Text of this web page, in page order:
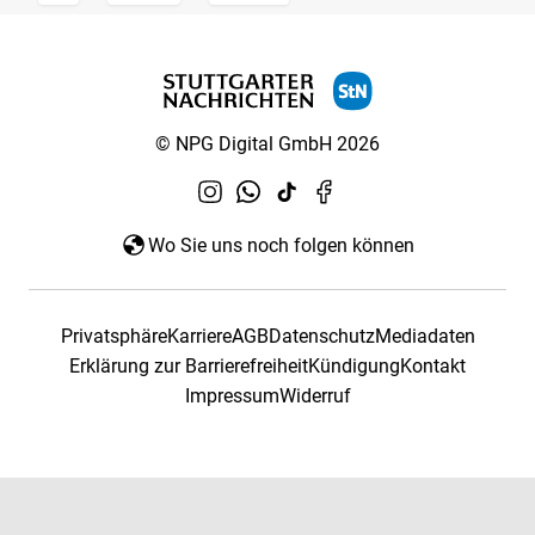
© NPG Digital GmbH 2026
Wo Sie uns noch folgen können
PrivatsphäreKarriereAGBDatenschutzMediadaten
Erklärung zur BarrierefreiheitKündigungKontakt
ImpressumWiderruf